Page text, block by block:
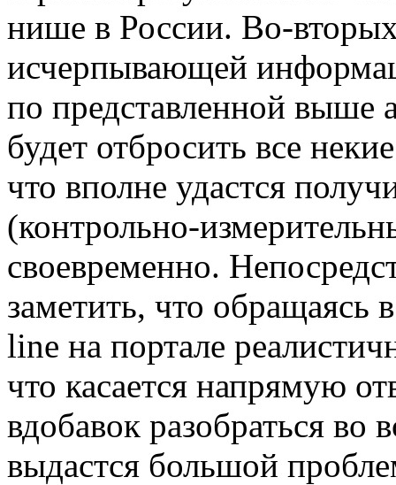
нише в России. Во-
исчерпывающей
по представленной выше
будет отбросить все
что вполне удастся
(контрольно-
своевременно.
заметить, что обращаясь
line на портале
что касается напрямую
вдобавок разобраться во
выдастся большой